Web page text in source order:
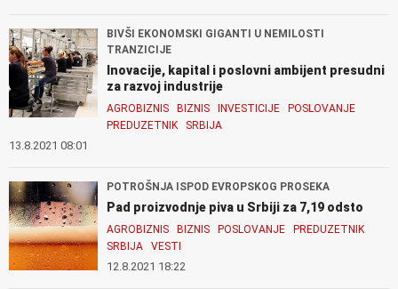
BIVŠI EKONOMSKI GIGANTI U NEMILOSTI
TRANZICIJE
Inovacije, kapital i poslovni ambijent presudni
za razvoj industrije
AGROBIZNIS BIZNIS INVESTICIJE
POSLOVANJE
PREDUZETNIK
SRBIJA
13.8.2021 08:01
POTROŠNJA ISPOD EVROPSKOG PROSEKA
Pad proizvodnje piva u Srbiji za 7,19 odsto
AGROBIZNIS BIZNIS POSLOVANJE
PREDUZETNIK
SRBIJA
VESTI
12.8.2021 18:22